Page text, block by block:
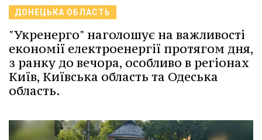
ДОНЕЦЬКА ОБЛАСТЬ
"Укренерго" наголошує на важливості
економії електроенергії протягом дня,
з ранку до вечора, особливо в регіонах
Київ, Київська область та Одеська
область.